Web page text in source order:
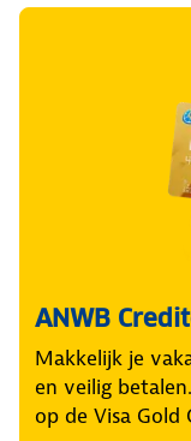
ANWB
Makkelijk je
en veilig
op de Visa Gold